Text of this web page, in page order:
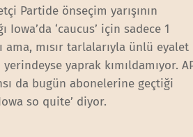
Partide önseçim yarışının
Iowa’da ‘caucus’ için sadece 1
ama, mısır tarlalarıyla ünlü eyalet
yaprak kımıldamıyor.
da bugün abonelerine geçtiği
so quite’ diyor.